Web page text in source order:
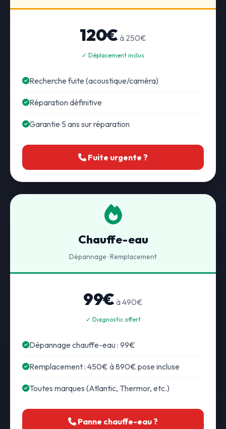
120€ à 250€
✓ Déplacement inclus
Recherche fuite (acoustique/caméra)
Réparation définitive
Garantie 5 ans sur réparation
Fuite urgente ?
Chauffe-eau
Dépannage · Remplacement
99€ à 490€
✓ Diagnostic offert
Dépannage chauffe-eau : 99€
Remplacement : 450€ à 890€ pose incluse
Toutes marques (Atlantic, Thermor, etc.)
Panne chauffe-eau ?